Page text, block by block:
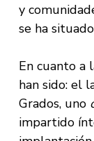
y
se ha
En cuanto a
han sido: el
Grados, uno
impartido